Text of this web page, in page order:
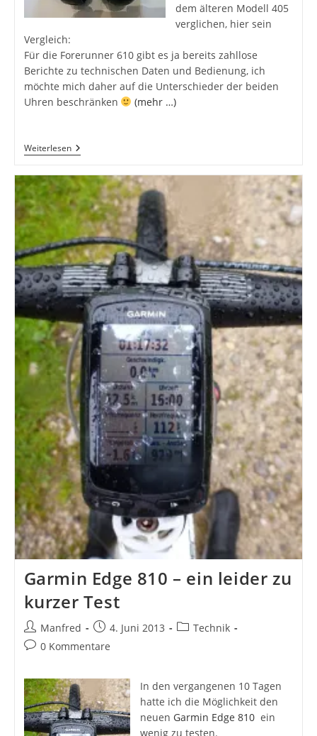
dem älteren Modell 405
verglichen, hier sein
Vergleich:
Für die Forerunner 610 gibt es ja bereits zahllose
Berichte zu technischen Daten und Bedienung, ich
möchte mich daher auf die Unterschieder der beiden
Uhren beschränken
(mehr …)
WeiterlesenVergleich
Forerunner
Und
Forerunner
610
Garmin Edge 810 – ein leider zu
kurzer Test
Beitrags-
Autor:
Manfred
Beitrag
veröffentlicht:
4. Juni 2013
Beitrags-
Technik
Beitrags-
0 Kommentare
In den vergangenen 10 Tagen
hatte ich die Möglichkeit den
neuen Garmin Edge 810ein
wenig zu testen.